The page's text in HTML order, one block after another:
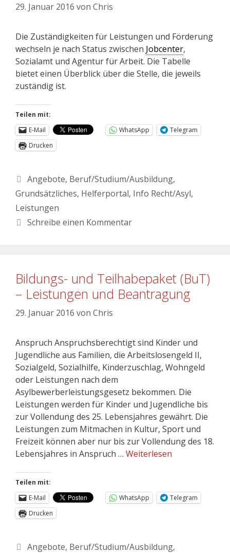
29. Januar 2016 von Chris
Die Zuständigkeiten für Leistungen und Förderung
wechseln je nach Status zwischen Jobcenter,
Sozialamt und Agentur für Arbeit. Die Tabelle
bietet einen Überblick über die Stelle, die jeweils
zuständig ist.
Teilen mit:
E-Mail
WhatsApp
Telegram
Drucken
Angebote, Beruf/Studium/Ausbildung,
Grundsätzliches, Helferportal, Info Recht/Asyl,
Leistungen
Schreibe einen Kommentar
Bildungs- und Teilhabepaket (BuT)
– Leistungen und Beantragung
29. Januar 2016 von Chris
Anspruch Anspruchsberechtigt sind Kinder und
Jugendliche aus Familien, die Arbeitslosengeld II,
Sozialgeld, Sozialhilfe, Kinderzuschlag, Wohngeld
oder Leistungen nach dem
Asylbewerberleistungsgesetz bekommen. Die
Leistungen werden für Kinder und Jugendliche bis
zur Vollendung des 25. Lebensjahres gewährt. Die
Leistungen zum Mitmachen in Kultur, Sport und
Freizeit können aber nur bis zur Vollendung des 18.
Lebensjahres in Anspruch … Weiterlesen
Teilen mit:
E-Mail
WhatsApp
Telegram
Drucken
Angebote, Beruf/Studium/Ausbildung,